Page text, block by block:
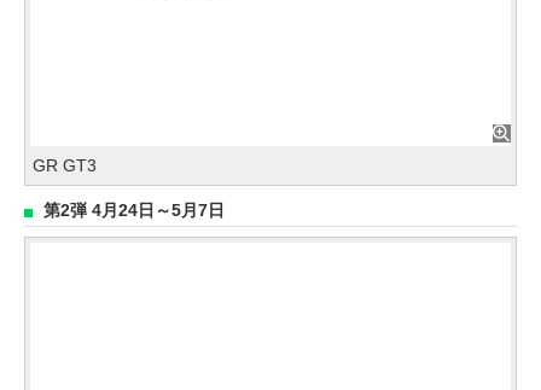
GR GT3
第2弾 4月24日～5月7日